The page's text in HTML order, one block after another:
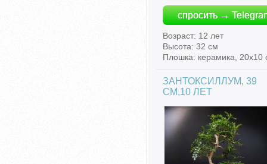
спросить →
Возраст: 12 лет
Высота: 32 см
Плошка: керамика, 20х10
ЗАНТОКСИЛЛУМ, 39
СМ,10 ЛЕТ